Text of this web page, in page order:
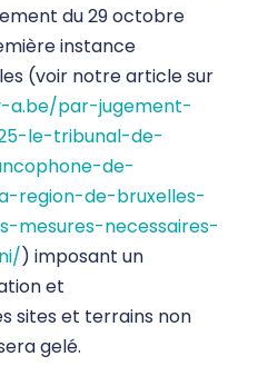
du 29 octobre
instance
(voir notre article sur
a.be/par-jugement-
le-tribunal-de-
de-
region-de-bruxelles-
mesures-necessaires-
) imposant un
et
sites et terrains non
gelé.